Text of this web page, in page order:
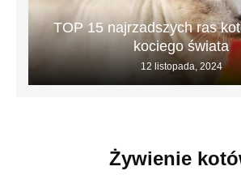
TOP 15 najrzadszych ras
kociego świata
12 listopada, 2024
Żywienie